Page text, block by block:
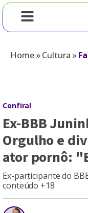
Home»Cultura »
Confira!
Ex-BBB
Orgulho e
ator pornô:
Ex-participante do
conteúdo +18